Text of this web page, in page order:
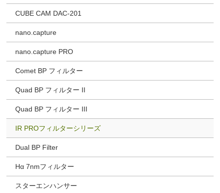
CUBE CAM DAC-201
nano.capture
nano.capture PRO
Comet BP フィルター
Quad BP フィルター II
Quad BP フィルター III
IR PROフィルターシリーズ
Dual BP Filter
Hα 7nmフィルター
スターエンハンサー